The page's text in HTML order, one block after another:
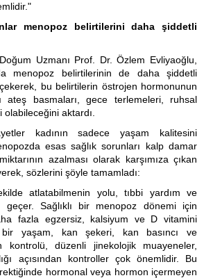
menopoz belirtilerini daha şiddetli
Uzmanı Prof. Dr. Özlem Evliyaoğlu,
menopoz belirtilerinin de daha şiddetli
bu belirtilerin östrojen hormonunun
ateş basmaları, gece terlemeleri, ruhsal
aktardı.
kadının sadece yaşam kalitesini
esas sağlık sorunları kalp damar
azalması olarak karşımıza çıkan
sözlerini şöyle tamamladı:
atlatabilmenin yolu, tıbbi yardım ve
geçer. Sağlıklı bir menopoz dönemi için
fazla egzersiz, kalsiyum ve D vitamini
bir yaşam, kan şekeri, kan basıncı ve
kontrolü, düzenli jinekolojik muayeneler,
açısından kontroller çok önemlidir. Bu
hormonal veya hormon içermeyen